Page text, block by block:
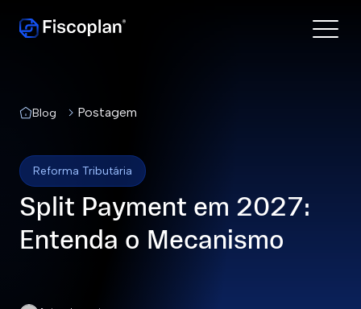
Blog Postagem
Reforma Tributária
Split Payment em 2027:
Entenda o Mecanismo